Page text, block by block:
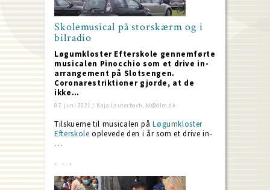
Skolemusical på storskærm og i
bilradio
Løgumkloster Efterskole gennemførte
musicalen Pinocchio som et drive in-
arrangement på Slotsengen.
Coronarestriktioner gjorde, at de
ikke…
07. juni 2021 / Kaja Lauterbach, kl@dlm.dk
Tilskuerne til musicalen påLøgumkloster
Efterskole oplevede den i år som et drive in-
…